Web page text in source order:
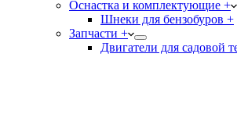
Оснастка и комплектующие +
Шнеки для бензобуров +
Запчасти +
Двигатели для садовой